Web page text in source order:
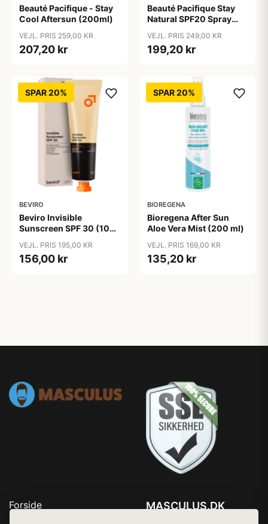
Beauté Pacifique - Stay
Cool Aftersun (200ml)
VEJL. PRIS 259,00 KR
207,20 kr
Beauté Pacifique Stay
Natural SPF20 Spray
VEJL. PRIS 249,00 KR
199,20 kr
SPAR 20%
BEVIRO
Beviro Invisible
Sunscreen SPF 30 (100
VEJL. PRIS 195,00 KR
156,00 kr
SPAR 20%
BIOREGENA
Bioregena After Sun
Aloe Vera Mist (200 ml)
VEJL. PRIS 169,00 KR
135,20 kr
Forside
MASCULUS.DK